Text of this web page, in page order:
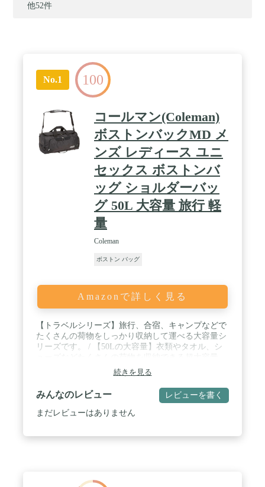
他52件
No.1 100
コールマン(Coleman)
ボストンバックMD メ
ンズ レディース ユニ
セックス ボストンバ
ッグ ショルダーバッ
グ 50L 大容量 旅行 軽
量
Coleman
ボストン バッグ
Amazonで詳しく見る
【トラベルシリーズ】旅行、合宿、キャンプなどで
たくさんの荷物をしっかり収納して運べる大容量シ
リーズです。 / 【50Lの大容量】衣類やタオル、シ
で、3~4泊の旅行や合宿などに最適です。 / 【豊富
な収納スペース】メインコンパートメントに加えフ
ロントポケットやサイドポケットが装備されている
ため、多様な荷物を種類ごとに分けて収納すること
ができます。 / 【選べる持ち方】手持ちでも肩掛け
リエステル / 【コールマンについて】1900年、創業
続きを見る
みんなのレビュー レビューを書く
まだレビューはありません